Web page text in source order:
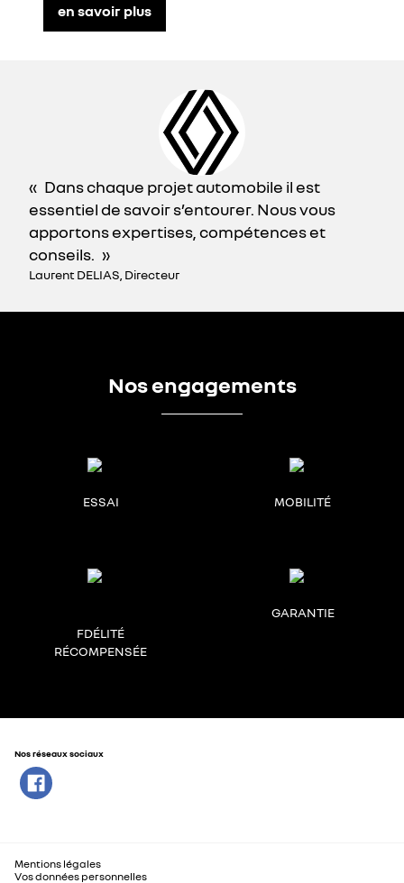
en savoir plus
Dans chaque projet automobile il est
essentiel de savoir s’entourer. Nous vous
apportons expertises, compétences et
conseils.
Laurent DELIAS, Directeur
Nos engagements
ESSAI MOBILITÉ
FDÉLITÉ
RÉCOMPENSÉE
GARANTIE
Nos réseaux sociaux
Mentions légales
Vos données personnelles